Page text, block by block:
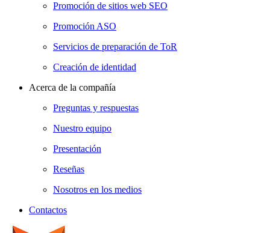
Promoción de sitios web SEO
Promoción ASO
Servicios de preparación de ToR
Creación de identidad
Acerca de la compañía
Preguntas y respuestas
Nuestro equipo
Presentación
Reseñas
Nosotros en los medios
Contactos